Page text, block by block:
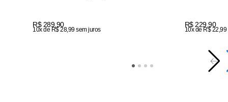
Price:
R$ 289,90
10x de R$ 28,99 sem juros
Price:
R$ 229,90
10x de R$